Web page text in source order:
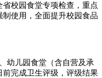
校园食堂专项检查，重点
使用，全面提升校园食品
幼儿园食堂（含自营及承
前完成卫生评级，评级结果